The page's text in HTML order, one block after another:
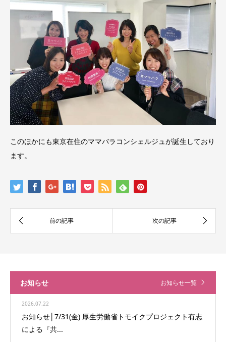
このほかにも東京在住のママバラコンシェルジュが誕生しており
ます。
お知らせ お知らせ一覧
2026.07.22
お知らせ│7/31(金) 厚生労働省トモイクプロジェクト有志
による『共...